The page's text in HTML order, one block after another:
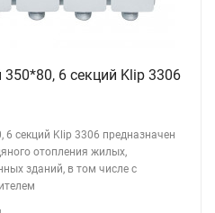
6 секций Klip 3306
секций Klip 3306 предназначен
отопления жилых,
зданий, в том числе с